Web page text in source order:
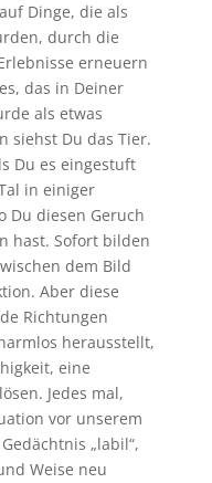
Dinge, die als
durch die
erneuern
das in Deiner
als etwas
siehst Du das Tier.
Du es eingestuft
in einiger
Du diesen Geruch
hast. Sofort bilden
dem Bild
Aber diese
Richtungen
herausstellt,
eine
Jedes mal,
vor unserem
„labil“,
Weise neu